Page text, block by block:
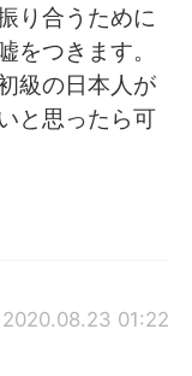
り合うために
をつきます。
級の日本人が
と思ったら可
2020.08.23 01:22